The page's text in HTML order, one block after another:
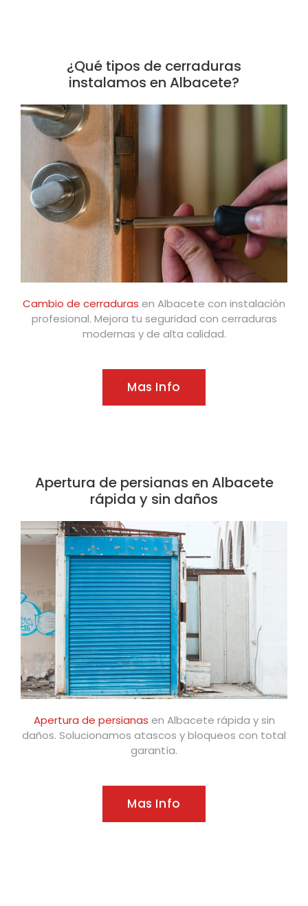
¿Qué tipos de cerraduras
instalamos en Albacete?
Cambio de cerraduras en Albacete con instalación
profesional. Mejora tu seguridad con cerraduras
modernas y de alta calidad.
Mas Info
Apertura de persianas en Albacete
rápida y sin daños
Apertura de persianas en Albacete rápida y sin
daños. Solucionamos atascos y bloqueos con total
garantía.
Mas Info